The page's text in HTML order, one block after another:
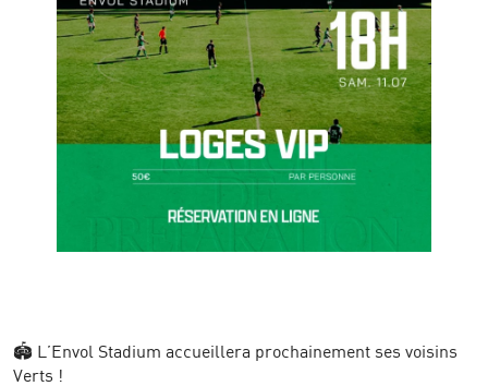
🏟️ L’Envol Stadium accueillera prochainement ses voisins
Verts !